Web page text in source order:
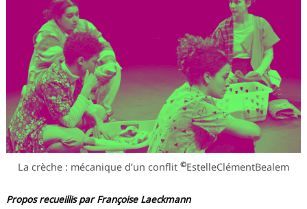
La crèche : mécanique d’un conflit ©EstelleClémentBealem
Propos recueillis par Françoise Laeckmann